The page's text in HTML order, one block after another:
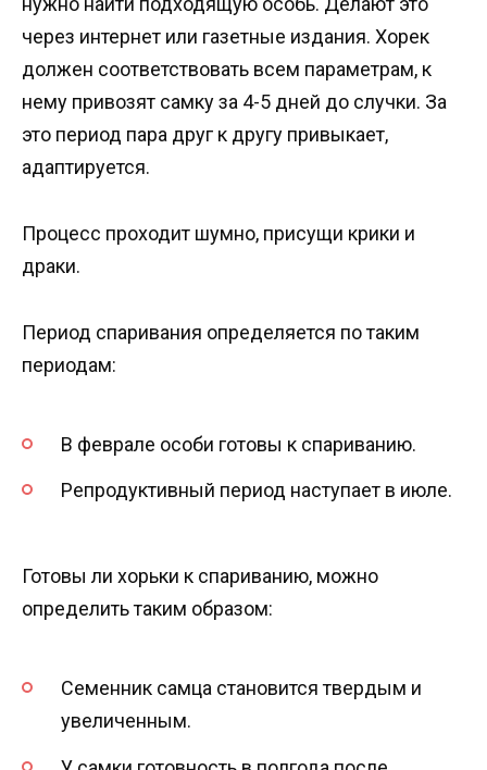
через интернет или газетные издания. Хорек
должен соответствовать всем параметрам, к
нему привозят самку за 4-5 дней до случки. За
это период пара друг к другу привыкает,
адаптируется.
Процесс проходит шумно, присущи крики и
драки.
Период спаривания определяется по таким
периодам:
В феврале особи готовы к спариванию.
Репродуктивный период наступает в июле.
Готовы ли хорьки к спариванию, можно
определить таким образом:
Семенник самца становится твердым и
увеличенным.